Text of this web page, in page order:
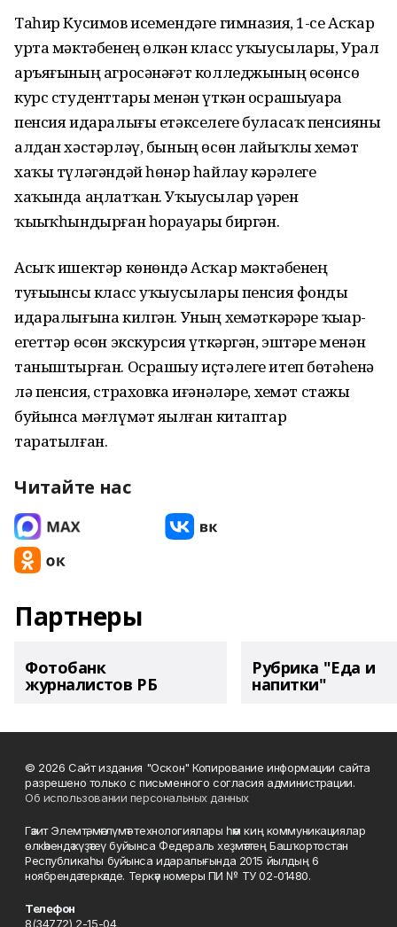
Таһир Кусимов исемендәге гимназия, 1-се Асҡар
урта мәктәбенең өлкән класс уҡыусылары, Урал
аръяғының агросәнәғәт колледжының өсөнсө
курс студенттары менән үткән осрашыуҙарҙа
пенсия идаралығы етәкселеге буласаҡ пенсияны
алдан хәстәрләү, бының өсөн лайыҡлы хеҙмәт
хаҡы түләгәндәй һөнәр һайлау кәрәлеге
хаҡында аңлатҡан. Уҡыусылар үҙҙәрен
ҡыҙыҡһындырған һорауҙарҙы биргән.
Асыҡ ишектәр көнөндә Асҡар мәктәбенең
туғыҙынсы класс уҡыусылары пенсия фонды
идаралығына килгән. Уның хеҙмәткәрҙәре ҡыҙҙар-
егеттәр өсөн экскурсия үткәргән, эштәре менән
таныштырған. Осрашыу иҫтәлеге итеп бөтәһенә
лә пенсия, страховка иғәнәләре, хеҙмәт стажы
буйынса мәғлүмәт яҙылған китаптар
таратылған.
Читайте нас
Партнеры
Фотобанк
журналистов РБ
Рубрика "Еда и
напитки"
© 2026 Сайт издания "Оскон" Копирование информации сайта
разрешено только с письменного согласия администрации.
Об использовании персональных данных
Гәзит Элемтә, мәғлүмәт технологиялары һәм киң коммуникациялар
өлкәһендә күҙәтеү буйынса Федераль хеҙмәттең Башҡортостан
Республикаһы буйынса идаралығында 2015 йылдың 6
ноябрендә теркәлде. Теркәү номеры ПИ № ТУ 02-01480.
Телефон
8(34772) 2-15-04